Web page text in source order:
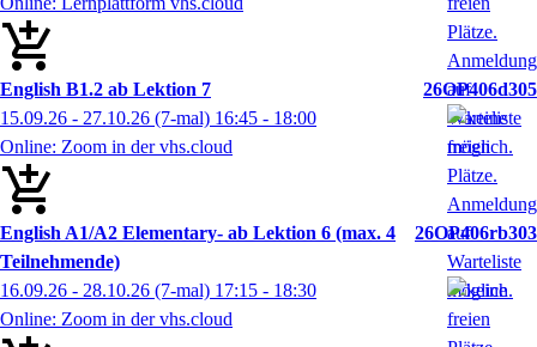
English B1.2 ab Lektion 7
26OP406d305
15.09.26 - 27.10.26 (7-mal) 16:45 - 18:00
Online: Zoom in der vhs.cloud
English A1/A2 Elementary- ab Lektion 6 (max. 4
Teilnehmende)
26OP406rb303
16.09.26 - 28.10.26 (7-mal) 17:15 - 18:30
Online: Zoom in der vhs.cloud